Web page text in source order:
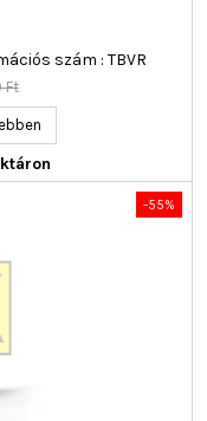
szám : TBVR
Ft
-55%